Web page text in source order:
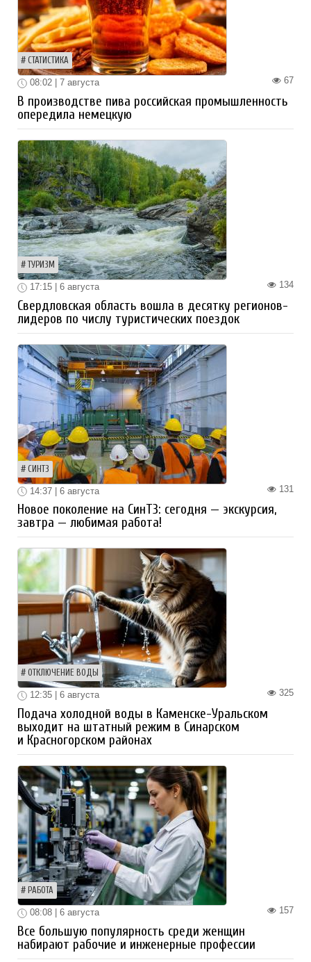
СТАТИСТИКА
67
08:02 | 7 августа
В производстве пива российская промышленность
опередила немецкую
ТУРИЗМ
134
17:15 | 6 августа
Свердловская область вошла в десятку регионов-
лидеров по числу туристических поездок
СИНТЗ
131
14:37 | 6 августа
Новое поколение на СинТЗ: сегодня — экскурсия,
завтра — любимая работа!
ОТКЛЮЧЕНИЕ ВОДЫ
325
12:35 | 6 августа
Подача холодной воды в Каменске-Уральском
выходит на штатный режим в Синарском
и Красногорском районах
РАБОТА
157
08:08 | 6 августа
Все большую популярность среди женщин
набирают рабочие и инженерные профессии